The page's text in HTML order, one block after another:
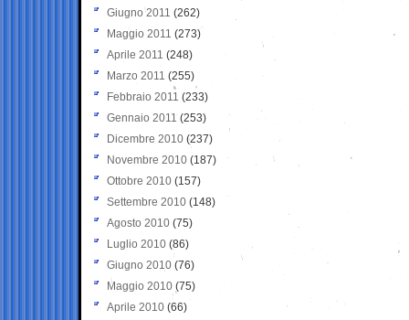
Giugno 2011 (262)
Maggio 2011 (273)
Aprile 2011 (248)
Marzo 2011 (255)
Febbraio 2011 (233)
Gennaio 2011 (253)
Dicembre 2010 (237)
Novembre 2010 (187)
Ottobre 2010 (157)
Settembre 2010 (148)
Agosto 2010 (75)
Luglio 2010 (86)
Giugno 2010 (76)
Maggio 2010 (75)
Aprile 2010 (66)